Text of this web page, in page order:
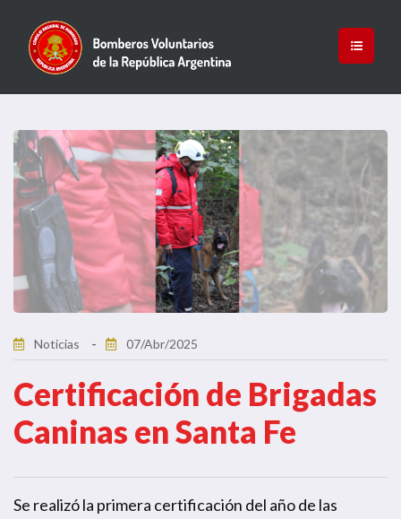
Noticias 07/Abr/2025
Certificación de Brigadas
Caninas en Santa Fe
Se realizó la primera certificación del año de las